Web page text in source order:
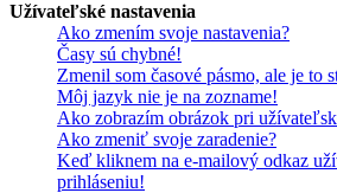
Užívateľské nastavenia
Ako zmením svoje nastavenia?
Časy sú chybné!
Zmenil som časové pásmo, ale je to
Môj jazyk nie je na zozname!
Ako zobrazím obrázok pri
Ako zmeniť svoje zaradenie?
Keď kliknem na e-mailový odkaz
prihláseniu!